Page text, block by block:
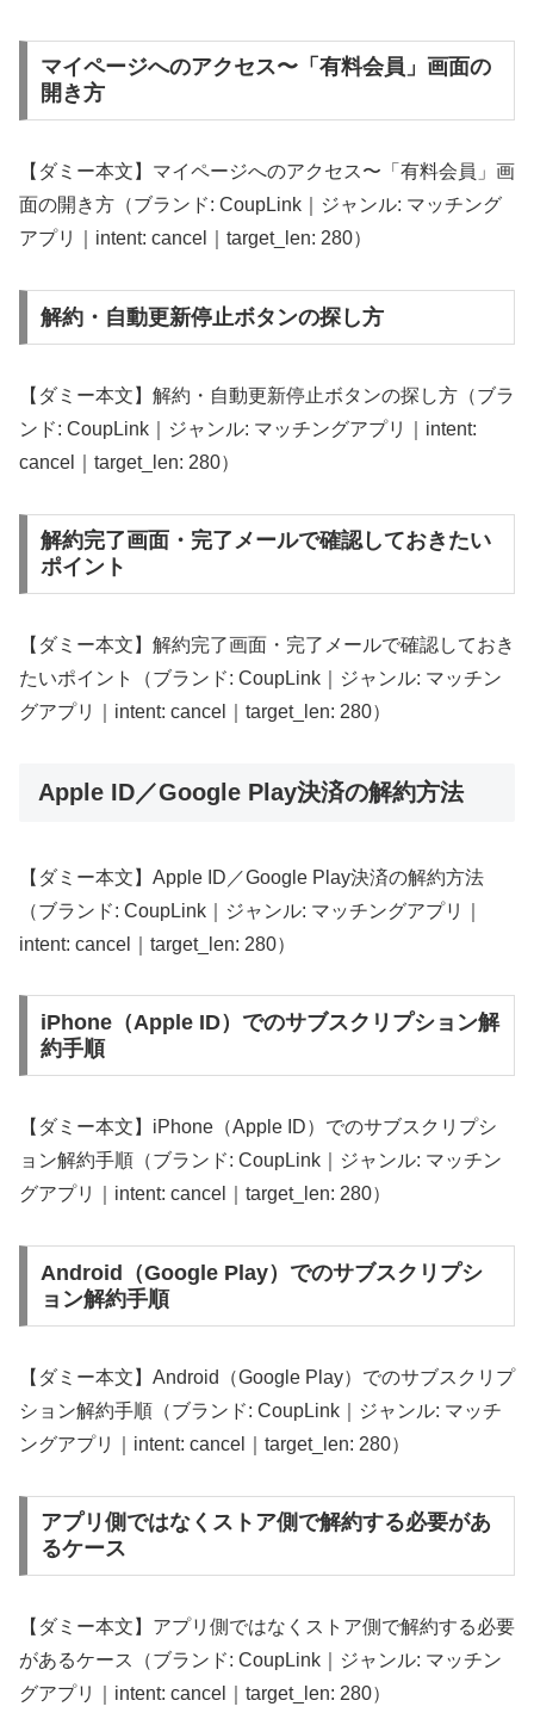
マイページへのアクセス〜「有料会員」画面の
開き方
【ダミー本文】マイページへのアクセス〜「有料会員」画
面の開き方（ブランド: CoupLink｜ジャンル: マッチング
アプリ｜intent: cancel｜target_len: 280）
解約・自動更新停止ボタンの探し方
【ダミー本文】解約・自動更新停止ボタンの探し方（ブラ
ンド: CoupLink｜ジャンル: マッチングアプリ｜intent:
cancel｜target_len: 280）
解約完了画面・完了メールで確認しておきたい
ポイント
【ダミー本文】解約完了画面・完了メールで確認しておき
たいポイント（ブランド: CoupLink｜ジャンル: マッチン
グアプリ｜intent: cancel｜target_len: 280）
Apple ID／Google Play決済の解約方法
【ダミー本文】Apple ID／Google Play決済の解約方法
（ブランド: CoupLink｜ジャンル: マッチングアプリ｜
intent: cancel｜target_len: 280）
iPhone（Apple ID）でのサブスクリプション解
約手順
【ダミー本文】iPhone（Apple ID）でのサブスクリプシ
ョン解約手順（ブランド: CoupLink｜ジャンル: マッチン
グアプリ｜intent: cancel｜target_len: 280）
Android（Google Play）でのサブスクリプシ
ョン解約手順
【ダミー本文】Android（Google Play）でのサブスクリプ
ション解約手順（ブランド: CoupLink｜ジャンル: マッチ
ングアプリ｜intent: cancel｜target_len: 280）
アプリ側ではなくストア側で解約する必要があ
るケース
【ダミー本文】アプリ側ではなくストア側で解約する必要
があるケース（ブランド: CoupLink｜ジャンル: マッチン
グアプリ｜intent: cancel｜target_len: 280）